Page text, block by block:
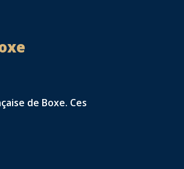
de Boxe. Ces